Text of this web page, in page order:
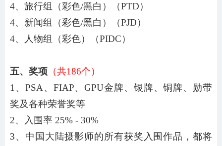
4、旅行组（彩色/黑白）（PTD）
4、 新闻组（彩色/黑白）（PJD）
4、 人物组（彩色）（PIDC）
五、奖项 （共186个）
1、PSA 、 FIAP、GPU金牌、银牌、铜牌、勋带
奖及各种荣誉奖等
2、入围率 25% - 30%
3、中国大陆摄影师的所有获奖入围作品，都将